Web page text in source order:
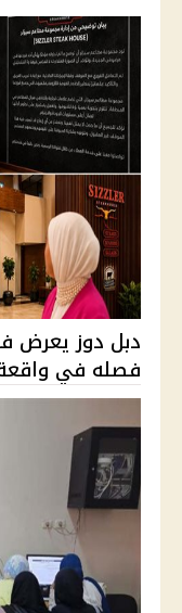
دبل دوز يعرض
فصله في